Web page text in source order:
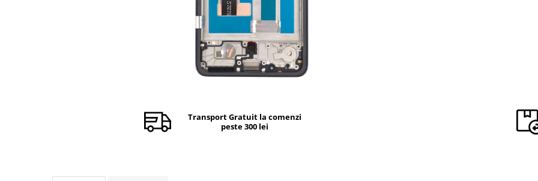
Transport Gratuit la comenzi
peste 300 lei